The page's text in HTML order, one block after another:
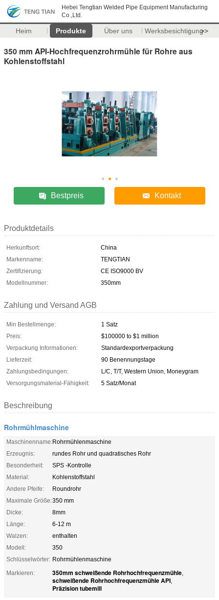
Hebei Tengtian Welded Pipe Equipment Manufacturing
Co.,Ltd.
Heim Produkte Über uns Werksbesichtigung>>
350 mm API-Hochfrequenzrohrmühle für Rohre aus
Kohlenstoffstahl
Bestpreis Kontakt
Produktdetails
Herkunftsort:
China
Markenname:
TENGTIAN
Zertifizierung:
CE ISO9000 BV
Modellnummer:
350mm
Zahlung und Versand AGB
Min Bestellmenge:
1 Satz
Preis:
$100000 to $1 million
Verpackung Informationen:
Standardexportverpackung
Lieferzeit:
90 Benennungstage
Zahlungsbedingungen:
L/C, T/T, Western Union, Moneygram
Versorgungsmaterial-Fähigkeit:
5 Satz/Monat
Beschreibung
Rohrmühlmaschine
Maschinenname:Rohrmühlenmaschine
Erzeugnis:
rundes Rohr und quadratisches Rohr
Besonderheit:
SPS -Kontrolle
Material:
Kohlenstoffstahl
Andere Pfeife:
Roundrohr
Maximale Größe:350 mm
Dicke:
8mm
Länge:
6-12 m
Walzen:
enthalten
Modell:
350
Schlüsselwörter: Rohrmühlenmaschine
Markieren:
350mm schweißende Rohrhochfrequenzmühle,
schweißende Rohrhochfrequenzmühle API,
Präzision tubemill